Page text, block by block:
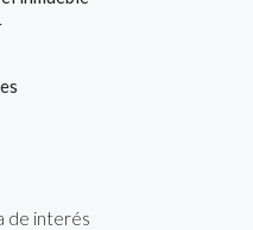
de interés